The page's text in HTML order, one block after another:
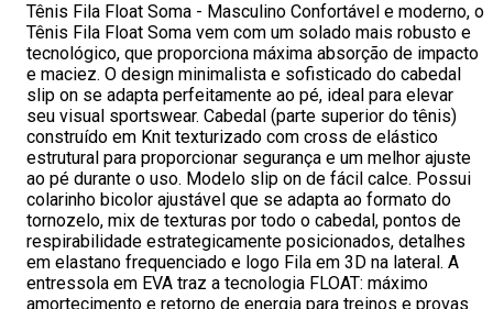
Tênis Fila Float Soma - Masculino Confortável e moderno, o
Tênis Fila Float Soma vem com um solado mais robusto e
tecnológico, que proporciona máxima absorção de impacto
e maciez. O design minimalista e sofisticado do cabedal
slip on se adapta perfeitamente ao pé, ideal para elevar
seu visual sportswear. Cabedal (parte superior do tênis)
construído em Knit texturizado com cross de elástico
estrutural para proporcionar segurança e um melhor ajuste
ao pé durante o uso. Modelo slip on de fácil calce. Possui
colarinho bicolor ajustável que se adapta ao formato do
tornozelo, mix de texturas por todo o cabedal, pontos de
respirabilidade estrategicamente posicionados, detalhes
em elastano frequenciado e logo Fila em 3D na lateral. A
entressola em EVA traz a tecnologia FLOAT: máximo
amortecimento e retorno de energia para treinos e provas